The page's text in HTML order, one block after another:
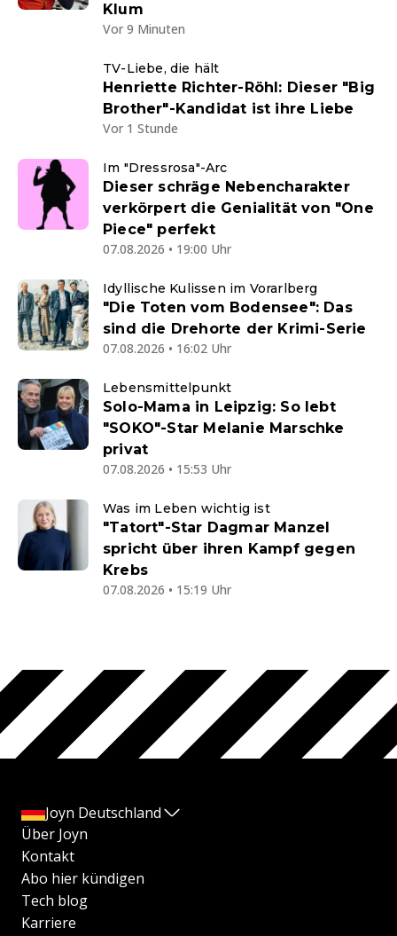
Klum
Vor 9 Minuten
TV-Liebe, die hält
Henriette Richter-Röhl: Dieser "Big
Brother"-Kandidat ist ihre Liebe
Vor 1 Stunde
Im "Dressrosa"-Arc
Dieser schräge Nebencharakter
verkörpert die Genialität von "One
Piece" perfekt
07.08.2026 • 19:00 Uhr
Idyllische Kulissen im Vorarlberg
"Die Toten vom Bodensee": Das
sind die Drehorte der Krimi-Serie
07.08.2026 • 16:02 Uhr
Lebensmittelpunkt
Solo-Mama in Leipzig: So lebt
"SOKO"-Star Melanie Marschke
privat
07.08.2026 • 15:53 Uhr
Was im Leben wichtig ist
"Tatort"-Star Dagmar Manzel
spricht über ihren Kampf gegen
Krebs
07.08.2026 • 15:19 Uhr
Joyn Deutschland
Über Joyn
Kontakt
Abo hier kündigen
Tech blog
Karriere